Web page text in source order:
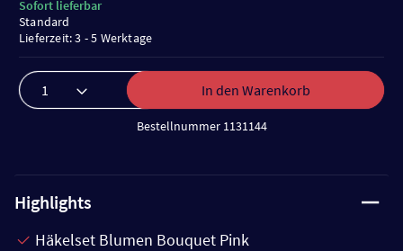
In den Warenkorb
Bestellnummer 1131144
Sofort lieferbar
Standard
Lieferzeit: 3 - 5 Werktage
Highlights
Häkelset Blumen Bouquet Pink